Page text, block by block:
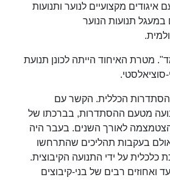
מקצועיים לנוער ותנועות
במעגל תנועות הנוער
מטרת האיחוד הייתה לכונן תנועת
סוציאלסטי.
ההסתדרות הכללית. הקשר עם
מטעם ההסתדרות, בברכתו של
לאורך השנים. בעבר היה
אולם בעקבות תהליכים שהתרחשו
על ידי התנועה הקיבוצית.
ואחוזים רבים של בני-קיבוצים